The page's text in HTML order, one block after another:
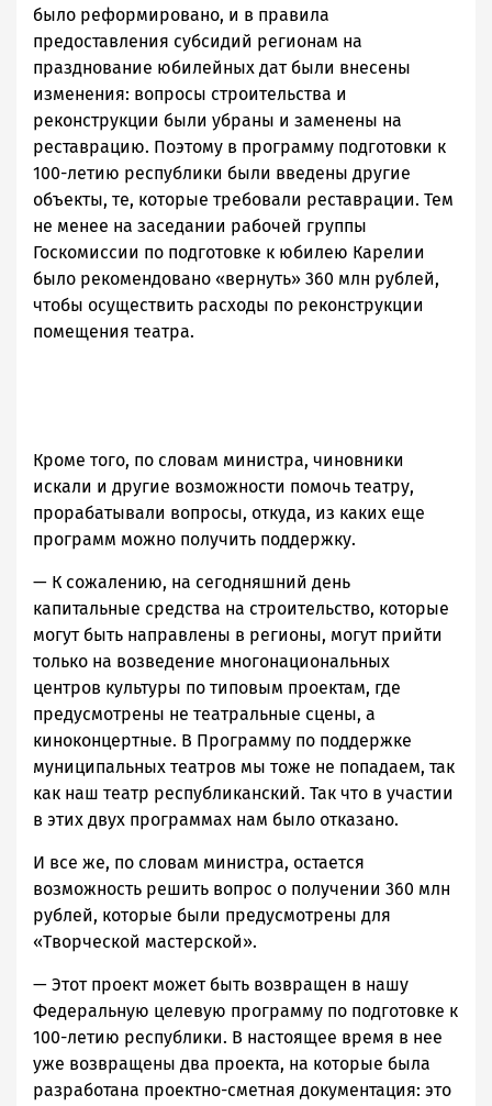
было реформировано, и в правила
предоставления субсидий регионам на
празднование юбилейных дат были внесены
изменения: вопросы строительства и
реконструкции были убраны и заменены на
реставрацию. Поэтому в программу подготовки к
100-летию республики были введены другие
объекты, те, которые требовали реставрации. Тем
не менее на заседании рабочей группы
Госкомиссии по подготовке к юбилею Карелии
было рекомендовано «вернуть» 360 млн рублей,
чтобы осуществить расходы по реконструкции
помещения театра.
Кроме того, по словам министра, чиновники
искали и другие возможности помочь театру,
прорабатывали вопросы, откуда, из каких еще
программ можно получить поддержку.
— К сожалению, на сегодняшний день
капитальные средства на строительство, которые
могут быть направлены в регионы, могут прийти
только на возведение многонациональных
центров культуры по типовым проектам, где
предусмотрены не театральные сцены, а
киноконцертные. В Программу по поддержке
муниципальных театров мы тоже не попадаем, так
как наш театр республиканский. Так что в участии
в этих двух программах нам было отказано.
И все же, по словам министра, остается
возможность решить вопрос о получении 360 млн
рублей, которые были предусмотрены для
«Творческой мастерской».
— Этот проект может быть возвращен в нашу
Федеральную целевую программу по подготовке к
100-летию республики. В настоящее время в нее
уже возвращены два проекта, на которые была
разработана проектно-сметная документация: это